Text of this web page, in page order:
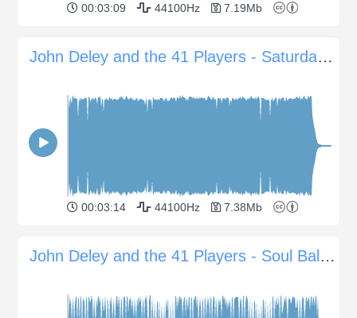
00:03:09 44100Hz 7.19Mb
John Deley and the 41 Players - Saturday Groove
00:03:14 44100Hz 7.38Mb
John Deley and the 41 Players - Soul Ballad